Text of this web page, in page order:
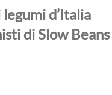
d’Italia
di Slow